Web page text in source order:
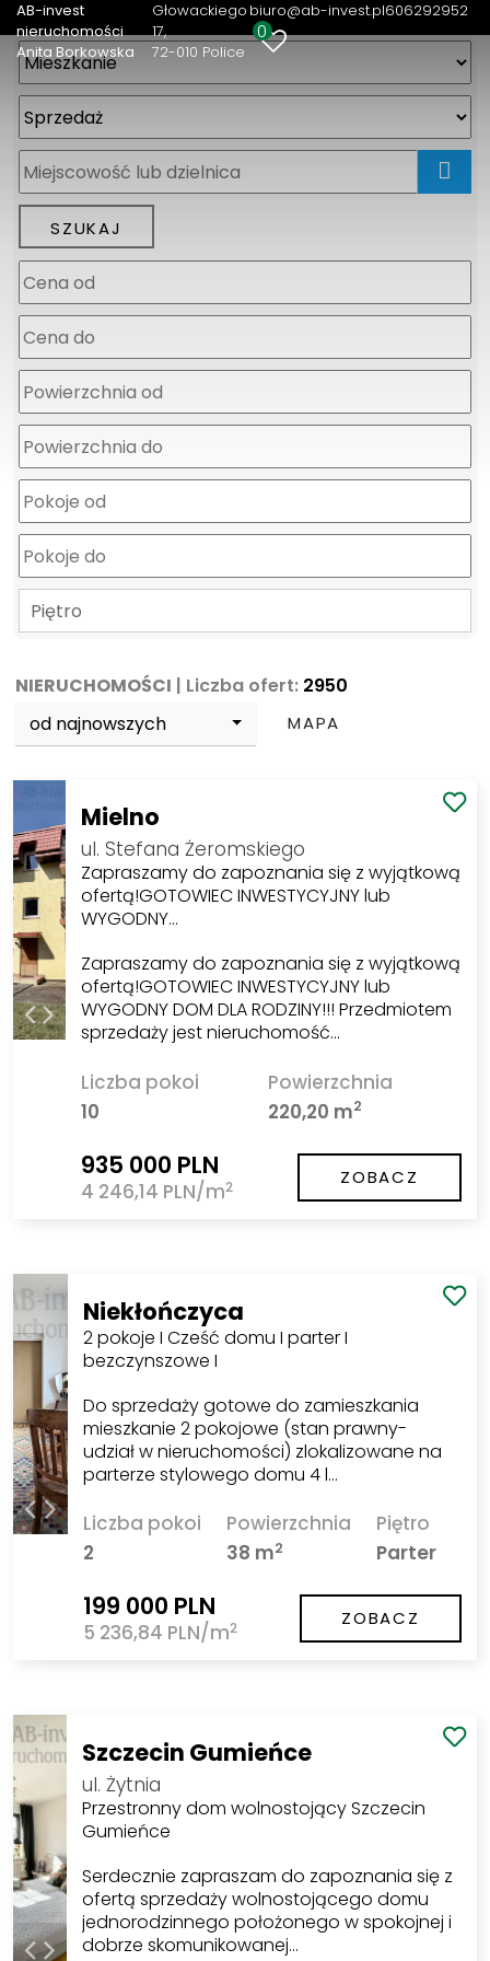
AB-invest
nieruchomości
Anita Borkowska
Głowackiego
17
72-010 Police
biuro@ab-invest.pl606292952
0
Piętro
NIERUCHOMOŚCI | Liczba ofert: 2950
od najnowszych
MAPA
Mielno
ul. Stefana Żeromskiego
Zapraszamy do zapoznania się z wyjątkową
ofertą!GOTOWIEC INWESTYCYJNY lub
WYGODNY…
Zapraszamy do zapoznania się z wyjątkową
ofertą!GOTOWIEC INWESTYCYJNY lub
WYGODNY DOM DLA RODZINY!!! Przedmiotem
sprzedaży jest nieruchomość…
Liczba pokoi
10
Powierzchnia
220,20 m2
935 000 PLN
4 246,14 PLN/m2 ZOBACZ
Niekłończyca
2 pokoje I Cześć domu I parter I
bezczynszowe I
Do sprzedaży gotowe do zamieszkania
mieszkanie 2 pokojowe (stan prawny-
udział w nieruchomości) zlokalizowane na
parterze stylowego domu 4 l…
Liczba pokoi
2
Powierzchnia
38 m2
Piętro
Parter
199 000 PLN
5 236,84 PLN/m2 ZOBACZ
Szczecin Gumieńce
ul. Żytnia
Przestronny dom wolnostojący Szczecin
Gumieńce
Serdecznie zapraszam do zapoznania się z
ofertą sprzedaży wolnostojącego domu
jednorodzinnego położonego w spokojnej i
dobrze skomunikowanej…